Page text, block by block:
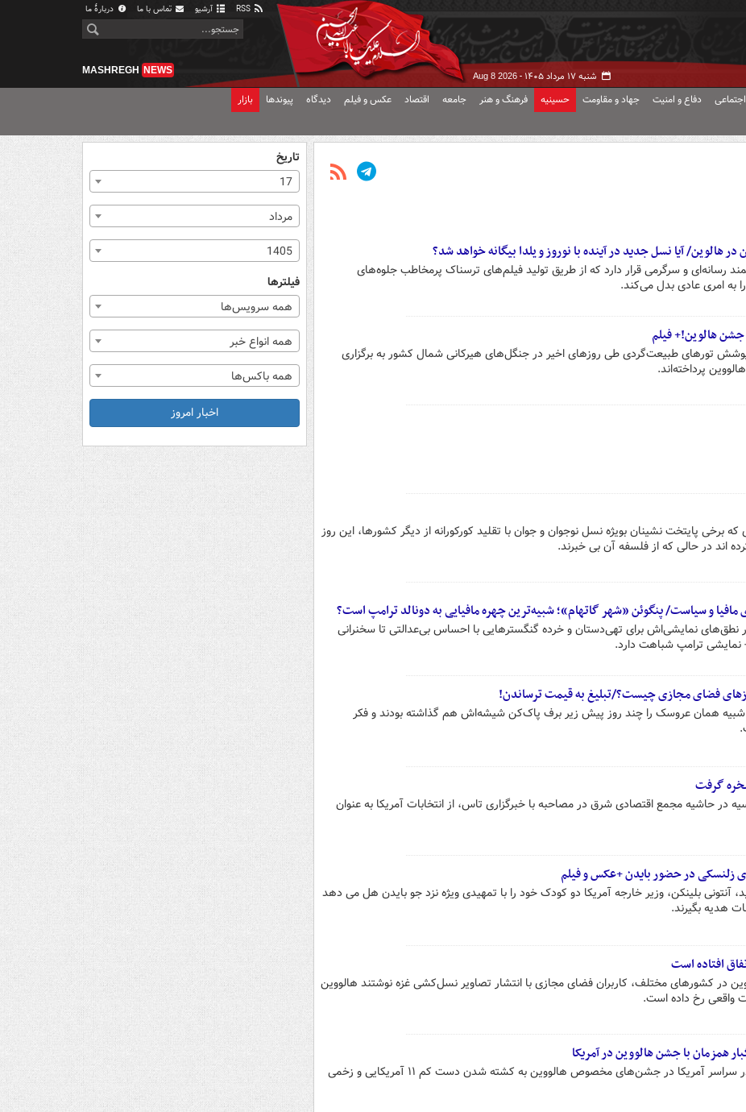
آرشیو تماس با ما دربارهٔ ما
شنبه ۱۷ مرداد ۱۴۰۵ - Aug 8 2026
MASHREGH NEWS
دفاع و امنیت جهاد و مقاومت حسینیه فرهنگ و هنر جامعه اقتصاد عکس و فیلم دیدگاه پیوندها بازار
هالوین/ آیا نسل جدید در آینده با نوروز و یلدا بیگانه خواهد شد؟
رسانه‌ای و سرگرمی قرار دارد که از طریق تولید فیلم‌های ترسناک پرمخاطب جلوه‌های
به امری عادی بدل می‌کند.
هالوین!+ فیلم
پوشش تورهای طبیعت‌گردی طی روزهای اخیر در جنگل‌های هیرکانی شمال کشور به برگزاری
پرداخته‌اند.
برخی پایتخت نشینان بویژه نسل نوجوان و جوان با تقلید کورکورانه از دیگر کشورها، این روز
اند در حالی که از فلسفه آن بی خبرند.
و سیاست/ پنگوئن «شهر گاتهام»؛ شبیه‌ترین چهره مافیایی به دونالد ترامپ است؟
نطق‌های نمایشی‌اش برای تهی‌دستان و خرده گنگسترهایی با احساس بی‌عدالتی تا سخنرانی‌
ترامپ شباهت دارد.
فضای مجازی چیست؟/تبلیغ به قیمت ترساندن!
همان عروسک را چند روز پیش زیر برف پاک‌کن شیشه‌اش هم گذاشته بودند و فکر
گرفت
در حاشیه مجمع اقتصادی شرق در مصاحبه با خبرگزاری تاس، از انتخابات آمریکا به عنوان
زلنسکی در حضور بایدن +عکس و فیلم
آنتونی بلینکن، وزیر خارجه آمریکا دو کودک خود را با تمهیدی ویژه نزد جو بایدن هل می دهد
هدیه بگیرند.
افتاده است
در کشورهای مختلف، کاربران فضای مجازی با انتشار تصاویر نسل‌کشی غزه نوشتند هالووین
واقعی رخ داده است.
موجی از تیراندازی‌های مرگبار در سراسر آمریکا در جشن‌های مخصوص هالووین به کشته شدن دست کم ۱۱ آمریکایی‌ و زخمی
تاریخ
17
مرداد
1405
فیلترها
همه سرویس‌ها
همه انواع خبر
همه باکس‌ها
اخبار امروز